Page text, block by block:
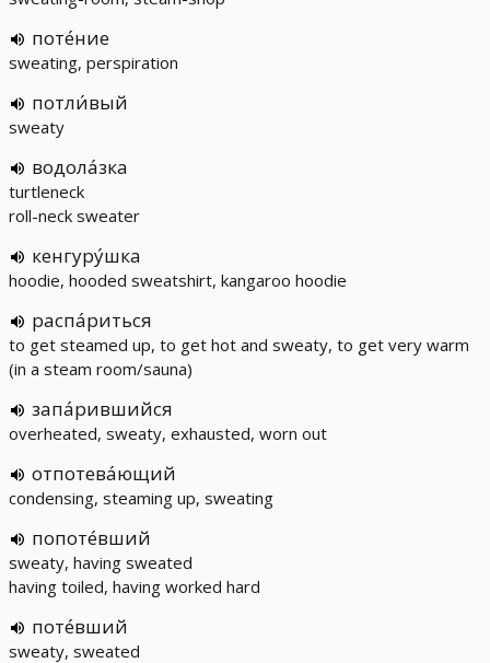
поте́ние
sweating, perspiration
потли́вый
sweaty
водола́зка
turtleneck
roll-neck sweater
кенгуру́шка
hoodie, hooded sweatshirt, kangaroo hoodie
распа́риться
to get steamed up, to get hot and sweaty, to get very warm
(in a steam room/sauna)
запа́рившийся
overheated, sweaty, exhausted, worn out
отпотева́ющий
condensing, steaming up, sweating
попоте́вший
sweaty, having sweated
having toiled, having worked hard
поте́вший
sweaty, sweated